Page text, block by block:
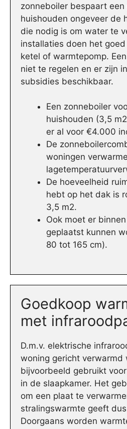
zonneboiler bespaart
huishouden ongeveer de
die nodig is om water te
installaties doen het
ketel of warmtepomp.
niet te regelen en er zijn
subsidies beschikbaar.
Een zonneboiler
huishouden (3,5
er al voor €4.000
De
woningen
De hoeveelheid
hebt op het dak is
3,5 m2.
Ook moet er
geplaatst kunnen
80 tot 165 cm).
Goedkoop
met
D.m.v. elektrische
woning gericht
bijvoorbeeld gebruikt
in de slaapkamer. Het
om een plaat te
stralingswarmte geeft
Doorgaans worden